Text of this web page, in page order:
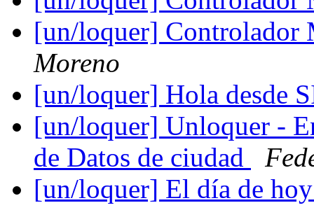
[un/loquer]
Moreno
[un/loquer] Hola desde
[un/loquer] Unloquer -
de Datos de ciudad
[un/loquer] El día de